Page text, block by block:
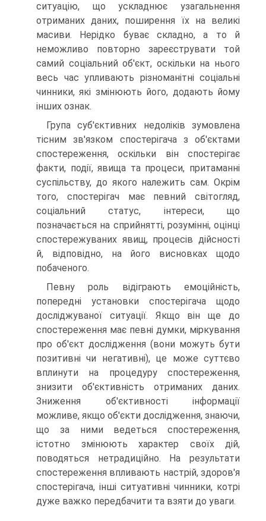
ситуацію, що ускладнює узагальнення
отриманих даних, поширення їх на великі
масиви. Нерідко буває складно, а то й
неможливо повторно зареєструвати той
самий соціальний об'єкт, оскільки на нього
весь час упливають різноманітні соціальні
чинники, які змінюють його, додають йому
інших ознак.
Група суб'єктивних недоліків зумовлена
тісним зв'язком спостерігача з об'єктами
спостереження, оскільки він спостерігає
факти, події, явища та процеси, притаманні
суспільству, до якого належить сам. Окрім
того, спостерігач має певний світогляд,
соціальний статус, інтереси, що
позначається на сприйнятті, розумінні, оцінці
спостережуваних явищ, процесів дійсності
й, відповідно, на його висновках щодо
побаченого.
Певну роль відіграють емоційність,
попередні установки спостерігача щодо
досліджуваної ситуації. Якщо він ще до
спостереження має певні думки, міркування
про об'єкт дослідження (вони можуть бути
позитивні чи негативні), це може суттєво
вплинути на процедуру спостереження,
знизити об'єктивність отриманих даних.
Зниження об'єктивності інформації
можливе, якщо об'єкти дослідження, знаючи,
що за ними ведеться спостереження,
істотно змінюють характер своїх дій,
поводяться нетрадиційно. На результати
спостереження впливають настрій, здоров'я
спостерігача, інші ситуативні чинники, котрі
дуже важко передбачити та взяти до уваги.